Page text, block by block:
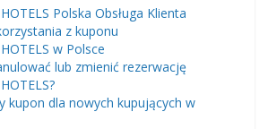
Polska Obsługa Klienta
z kuponu
w Polsce
lub zmienić rezerwację
kupon dla nowych kupujących w